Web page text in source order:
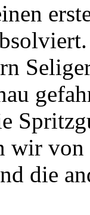
wir
die